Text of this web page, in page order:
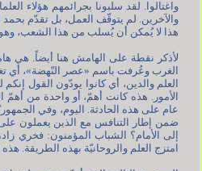
والآخرين. لم يتوقّف العمل، بل تقدّم
هذا لا يُمكن أن يُسلب من هذا الشعب، وهو
لأذكر نقطة على الهامش هنا أيضاً. هي
الغرب وعُرفت باسم «عصر النّهضة»، أي
العلم والدين، أي كانوا يودّون القول
الأمور. هذه كانت أهمّ، أو واحدة من
عام على هذه الحادثة. اليوم، وفي
ضمن إطار التنافس مع الذين يعملون
إلى الأمام؟ الشباب المؤمنون: فخري
امتزج العلم والروحانيّة بهذه الطريقة.